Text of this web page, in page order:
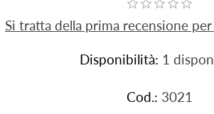
Si tratta della prima recensione
Disponibilità: 1
Cod.: 3021